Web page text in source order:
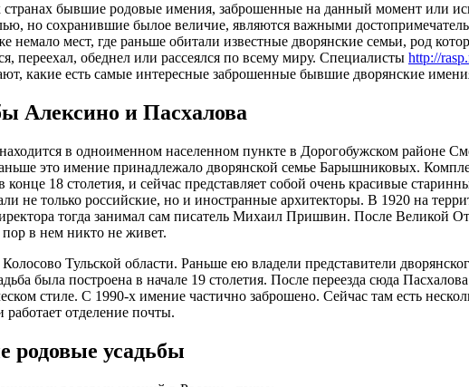
бывшие родовые имения, заброшенные на данный момент или
но сохранившие былое величие, являются важными
немало мест, где раньше обитали известные дворянские семьи, род
переехал, обеднел или рассеялся по всему миру. Специалисты http://
какие есть самые интересные заброшенные бывшие дворянские
Алексино и Пасхалова
в одноименном населенном пункте в Дорогобужском районе
это имение принадлежало дворянской семье Барышниковых.
конце 18 столетия, и сейчас представляет собой очень красивые
не только российские, но и иностранные архитекторы. В 1920 на
тогда занимал сам писатель Михаил Пришвин. После Великой
в нем никто не живет.
Тульской области. Раньше ею владели представители
была построена в начале 19 столетия. После переезда сюда
стиле. С 1990-х имение частично заброшено. Сейчас там есть
работает отделение почты.
родовые усадьбы